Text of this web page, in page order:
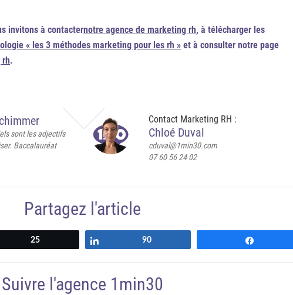
invitons à contacternotre agence de marketing rh, à télécharger les
« les 3 méthodes marketing pour les rh » et à consulter notre page
.
sont les adjectifs
Baccalauréat
Contact Marketing RH :
Chloé Duval
cduval@1min30.com
07 60 56 24 02
Partagez l'article
25 90
Suivre l'agence 1min30